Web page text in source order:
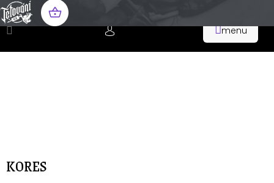
Přejít
na
obsah
NÁKUPNÍ
KORES